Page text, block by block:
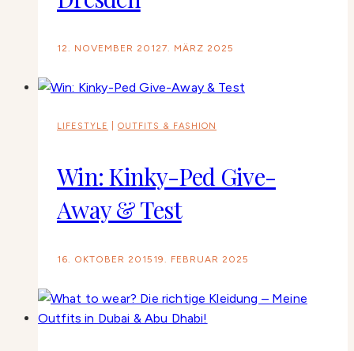
12. NOVEMBER 20127. MÄRZ 2025
LIFESTYLE OUTFITS & FASHION
Win: Kinky-Ped Give-
Away & Test
16. OKTOBER 2015 19. FEBRUAR 2025